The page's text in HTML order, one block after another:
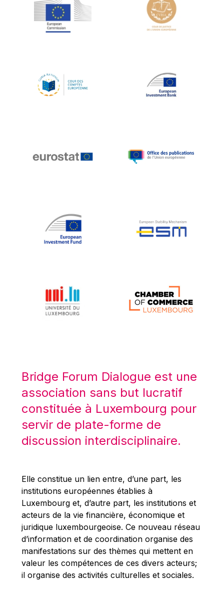
Jean-Louis Schiltz
Jean-Victor Louis
Johnny Åkerholm
Katharien L.C. Hunt
Klaus-Heiner Lehne
Koen LENAERTS
Lars Heikensten
Lucas Papademos
Máire Geoghegan-Quinn
Mario Centeno
Mario Monti
Maroš ŠEFČOVIČ
Martin Bailey
Martine Reicherts
Michael Sohlman
Michel Goedert
Mireille Delmas-Marty
Nobuo Tanaka
Otmar Issing
Paolo Mengozzi
Paschal Donohoe
Bridge Forum Dialogue est une
association sans but lucratif
constituée à Luxembourg pour
servir de plate-forme de
discussion interdisciplinaire.
Elle constitue un lien entre, d’une part, les
institutions européennes établies à
Luxembourg et, d’autre part, les institutions et
acteurs de la vie financière, économique et
juridique luxembourgeoise. Ce nouveau réseau
d’information et de coordination organise des
manifestations sur des thèmes qui mettent en
valeur les compétences de ces divers acteurs;
il organise des activités culturelles et sociales.